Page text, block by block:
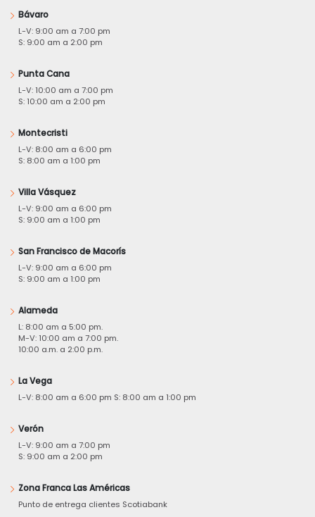
Bávaro
L-V: 9:00 am a 7:00 pm
S: 9:00 am a 2:00 pm
Punta Cana
L-V: 10:00 am a 7:00 pm
S: 10:00 am a 2:00 pm
Montecristi
L-V: 8:00 am a 6:00 pm
S: 8:00 am a 1:00 pm
Villa Vásquez
L-V: 9:00 am a 6:00 pm
S: 9:00 am a 1:00 pm
San Francisco de Macorís
L-V: 9:00 am a 6:00 pm
S: 9:00 am a 1:00 pm
Alameda
L: 8:00 am a 5:00 pm.
M-V: 10:00 am a 7:00 pm.
10:00 a.m. a 2:00 p.m.
La Vega
L-V: 8:00 am a 6:00 pm S: 8:00 am a 1:00 pm
Verón
L-V: 9:00 am a 7:00 pm
S: 9:00 am a 2:00 pm
Zona Franca Las Américas
Punto de entrega clientes Scotiabank